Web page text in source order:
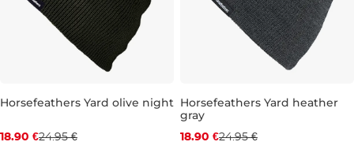
Horsefeathers Yard olive night
18.90 €24.95 €
Horsefeathers Yard heather
gray
18.90 €24.95 €